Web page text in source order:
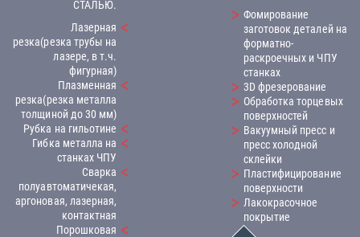
СТАЛЬЮ.
Лазерная
резка(резка трубы на
лазере, в т.ч.
фигурная)
Плазменная
резка(резка металла
толщиной до 30 мм)
Рубка на гильотине
Гибка металла на
станках ЧПУ
Сварка
полуавтоматичекая,
аргоновая, лазерная,
контактная
Порошковая
Фомирование
заготовок деталей на
форматно-
раскроечных и ЧПУ
станках
3D фрезерование
Обработка торцевых
поверхностей
Вакуумный пресс и
пресс холодной
склейки
Пластифицирование
поверхности
Лакокрасочное
покрытие